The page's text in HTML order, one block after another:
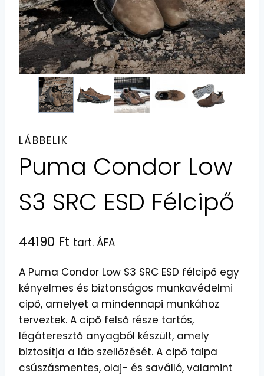
LÁBBELIK
Puma Condor Low
S3 SRC ESD Félcipő
44190 Ft tart. ÁFA
A Puma Condor Low S3 SRC ESD félcipő egy
kényelmes és biztonságos munkavédelmi
cipő, amelyet a mindennapi munkához
terveztek. A cipő felső része tartós,
légáteresztő anyagból készült, amely
biztosítja a láb szellőzését. A cipő talpa
csúszásmentes, olaj- és saválló, valamint